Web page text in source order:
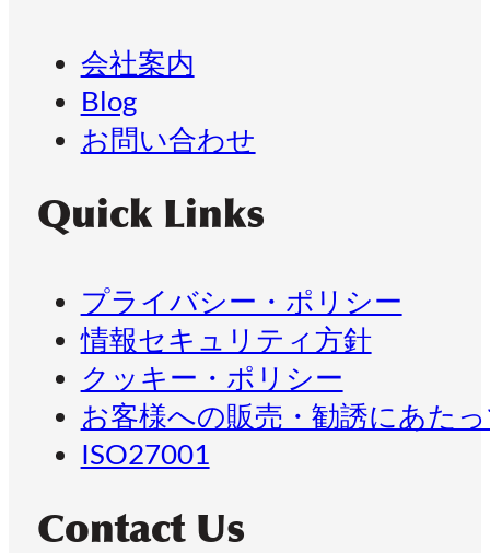
会社案内
Blog
お問い合わせ
Quick Links
プライバシー・ポリシー
情報セキュリティ方針
クッキー・ポリシー
お客様への販売・勧誘にあた
ISO27001
Contact Us